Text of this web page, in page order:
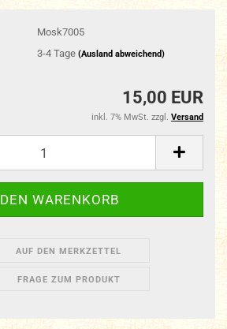
Mosk7005
3-4 Tage (Ausland abweichend)
15,00 EUR
inkl. 7% MwSt. zzgl. Versand
AUF DEN MERKZETTEL
FRAGE ZUM PRODUKT